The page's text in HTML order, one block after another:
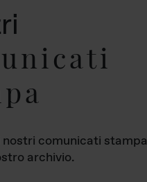
comunicati stampa
archivio.